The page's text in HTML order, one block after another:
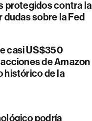
protegidos contra la
sobre la Fed
casi US$350
de Amazon
histórico de la
podría